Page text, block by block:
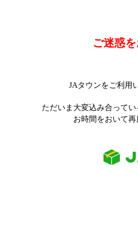
ご迷惑
JAタウンをご利用
ただいま大変込み合って
お時間をおいて